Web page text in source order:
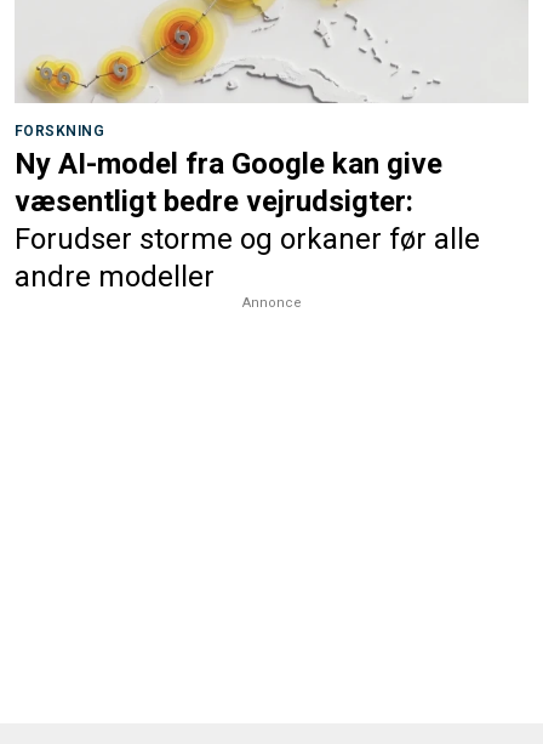
FORSKNING
Ny AI-model fra Google kan give
væsentligt bedre vejrudsigter:
Forudser storme og orkaner før alle
andre modeller
Annonce